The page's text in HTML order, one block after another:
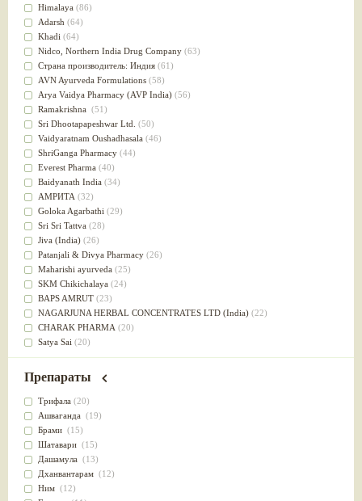
Для медитации
выводит токсины
Для здоровья печени
Для тела(39)
для очищения крови(38)
При диабете(38)
Антиоксидант(37)
Для Капха(Кафа) доши
От паразитов(37)
При расстройстве желудка (36)
Успокоительное(36)
Для глаз(34)
от геморроя(34)
Противовоспалительное
Для Питта доши(32)
Для сердца(32)
Для сосудов головного мозга
Для полости рта(32)
Дефицит железа(31)
Для лица(31)
Употребление в пищу
Ароматерапия(29)
Жаропонижающее(29)
для памяти(28)
для почек(28)
Слабительное (28)
Афродизиак(27)
Напитки(27)
Для йоги (27)
Для потенции(26)
Для душа(25)
для концентрации внимания
при нарушении эрекции
Himalaya (86)
Adarsh (64)
Khadi (64)
Nidсo, Northern India Drug Company (63)
Страна производитель: Индия (61)
AVN Ayurveda Formulations (58)
Arya Vaidya Pharmacy (AVP India) (56)
Ramakrishna (51)
Sri Dhootapapeshwar Ltd. (50)
Vaidyaratnam Oushadhasala (46)
ShriGanga Pharmacy (44)
Everest Pharma (40)
Baidyanath India (34)
АМРИТА (32)
Goloka Agarbathi (29)
Sri Sri Tattva (28)
Jiva (India) (26)
Patanjali & Divya Pharmacy (26)
Maharishi ayurveda (25)
SKM Chikichalaya (24)
BAPS AMRUT (23)
NAGARJUNA HERBAL CONCENTRATES LTD (India) (22)
CHARAK PHARMA (20)
Satya Sai (20)
Vyas(20)
Kerala Ayurveda
(19)
Organic India pvt ltd
Lalita(16)
Ashtang Herbals
Alarsin(14)
Vasu Health care
Baraka(13)
Dabur India Ltd
Препараты
Трифала (20)
Ашваганда (19)
Брами (15)
Шатавари (15)
Дашамула (13)
Дханвантарам (12)
Ним (12)